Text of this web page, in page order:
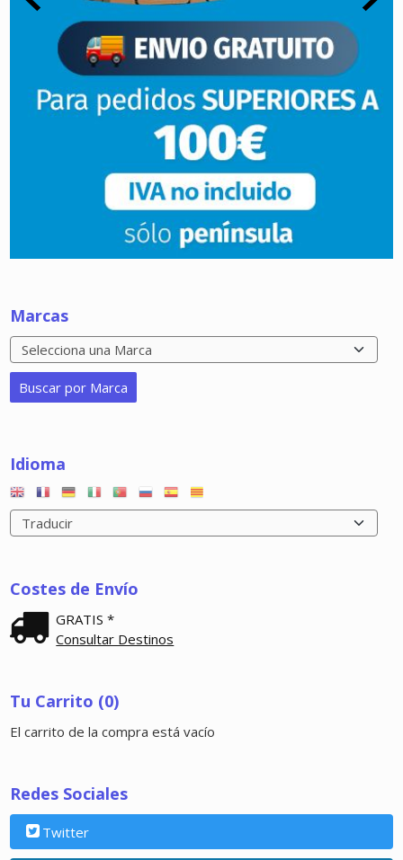
Marcas
Idioma
Costes de Envío
GRATIS *
Consultar Destinos
Tu Carrito (0)
El carrito de la compra está vacío
Redes Sociales
Twitter